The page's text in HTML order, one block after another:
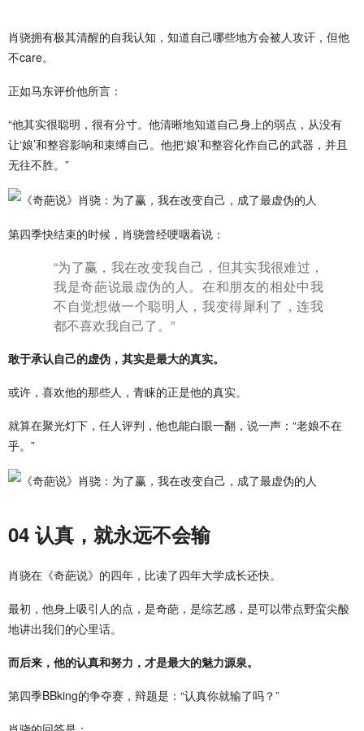
肖骁拥有极其清醒的自我认知，知道自己哪些地方会被人攻讦，但他
不care。
正如马东评价他所言：
“他其实很聪明，很有分寸。他清晰地知道自己身上的弱点，从没有
让‘娘’和整容影响和束缚自己。他把‘娘’和整容化作自己的武器，并且
无往不胜。”
第四季快结束的时候，肖骁曾经哽咽着说：
“为了赢，我在改变我自己，但其实我很难过，
我是奇葩说最虚伪的人。在和朋友的相处中我
不自觉想做一个聪明人，我变得犀利了，连我
都不喜欢我自己了。”
敢于承认自己的虚伪，其实是最大的真实。
或许，喜欢他的那些人，青睐的正是他的真实。
就算在聚光灯下，任人评判，他也能白眼一翻，说一声：“老娘不在
乎。”
04 认真，就永远不会输
肖骁在《奇葩说》的四年，比读了四年大学成长还快。
最初，他身上吸引人的点，是奇葩，是综艺感，是可以带点野蛮尖酸
地讲出我们的心里话。
而后来，他的认真和努力，才是最大的魅力源泉。
第四季BBking的争夺赛，辩题是：“认真你就输了吗？”